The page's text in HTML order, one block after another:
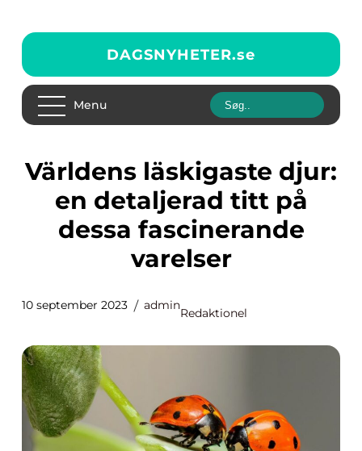
DAGSNYHETER.se
Menu
Världens läskigaste djur:
en detaljerad titt på
dessa fascinerande
varelser
10 september 2023 admin
Redaktionel